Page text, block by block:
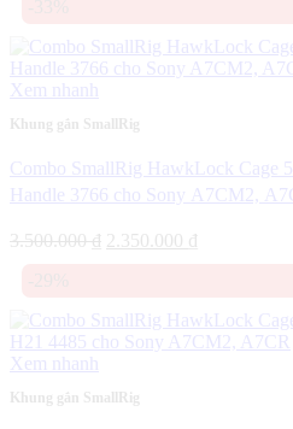
1.580.000 ₫.
Xem nhanh
Khung gắn SmallRig
Combo SmallRig HawkLock Cage
Handle 3766 cho Sony A7CM2,
3.500.000₫
Giá
2.350.000 ₫
2.350.000 ₫.
Xem nhanh
Khung gắn SmallRig